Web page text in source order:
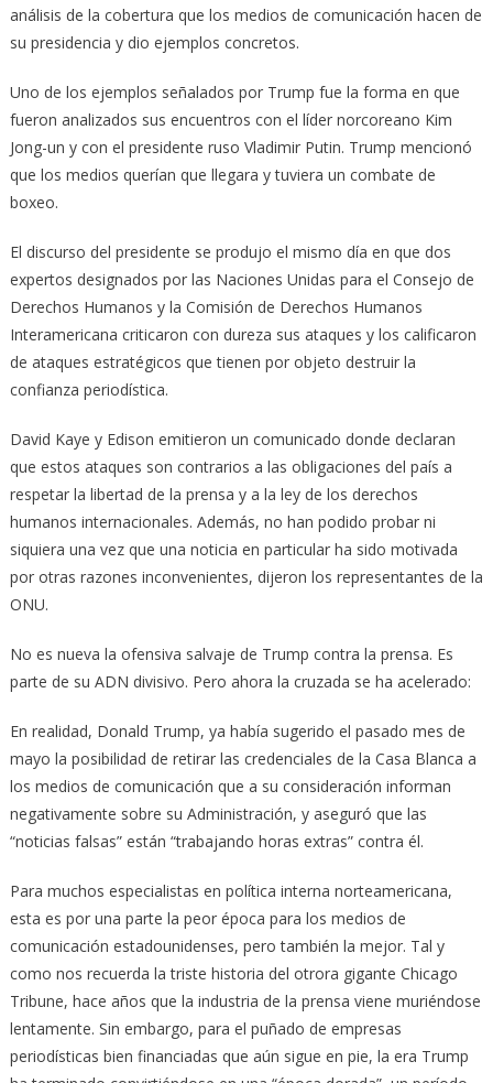
análisis de la cobertura que los medios de comunicación hacen de
su presidencia y dio ejemplos concretos.
Uno de los ejemplos señalados por Trump fue la forma en que
fueron analizados sus encuentros con el líder norcoreano Kim
Jong-un y con el presidente ruso Vladimir Putin. Trump mencionó
que los medios querían que llegara y tuviera un combate de
boxeo.
El discurso del presidente se produjo el mismo día en que dos
expertos designados por las Naciones Unidas para el Consejo de
Derechos Humanos y la Comisión de Derechos Humanos
Interamericana criticaron con dureza sus ataques y los calificaron
de ataques estratégicos que tienen por objeto destruir la
confianza periodística.
David Kaye y Edison emitieron un comunicado donde declaran
que estos ataques son contrarios a las obligaciones del país a
respetar la libertad de la prensa y a la ley de los derechos
humanos internacionales. Además, no han podido probar ni
siquiera una vez que una noticia en particular ha sido motivada
por otras razones inconvenientes, dijeron los representantes de la
ONU.
No es nueva la ofensiva salvaje de Trump contra la prensa. Es
parte de su ADN divisivo. Pero ahora la cruzada se ha acelerado:
En realidad, Donald Trump, ya había sugerido el pasado mes de
mayo la posibilidad de retirar las credenciales de la Casa Blanca a
los medios de comunicación que a su consideración informan
negativamente sobre su Administración, y aseguró que las
“noticias falsas” están “trabajando horas extras” contra él.
Para muchos especialistas en política interna norteamericana,
esta es por una parte la peor época para los medios de
comunicación estadounidenses, pero también la mejor. Tal y
como nos recuerda la triste historia del otrora gigante Chicago
Tribune, hace años que la industria de la prensa viene muriéndose
lentamente. Sin embargo, para el puñado de empresas
periodísticas bien financiadas que aún sigue en pie, la era Trump